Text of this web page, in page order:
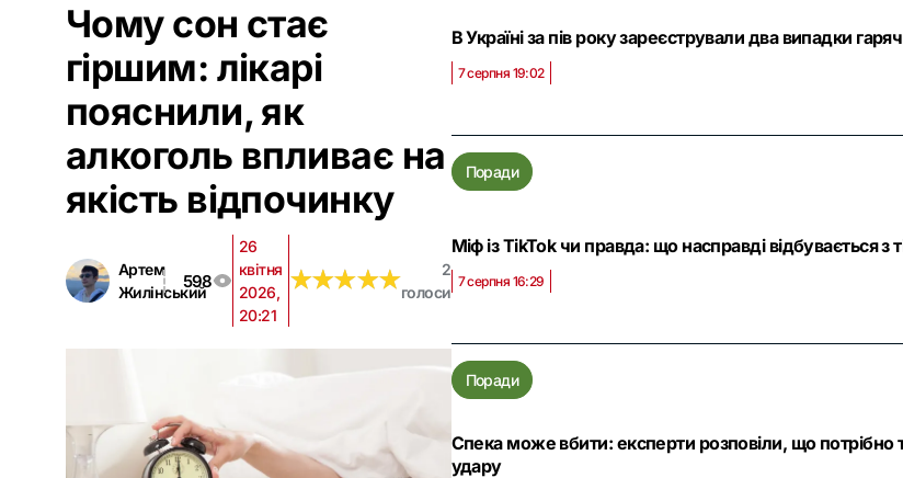
Чому сон стає
гіршим: лікарі
пояснили, як
алкоголь впливає на
якість відпочинку
Артем
Жилінський
598
26
квітня
2026,
20:21
★★★★★
★★★★★
2
голоси
В Україні за пів року зареєстрували два випадки
7 серпня 19:02
Поради
Міф із TikTok чи правда: що насправді відбувається
7 серпня 16:29
Поради
Спека може вбити: експерти розповіли, що потрібно
удару